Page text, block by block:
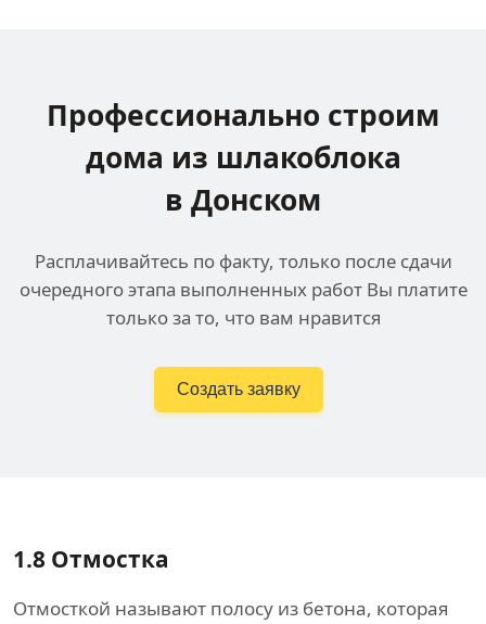
Профессионально строим
дома из шлакоблока
в Донском
Расплачивайтесь по факту, только после сдачи
очередного этапа выполненных работ Вы платите
только за то, что вам нравится
Создать заявку
1.8 Отмостка
Отмосткой называют полосу из бетона, которая